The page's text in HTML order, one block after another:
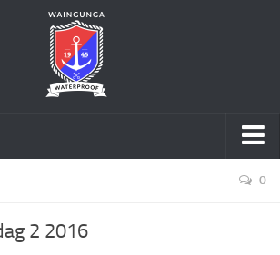
0
2 2016